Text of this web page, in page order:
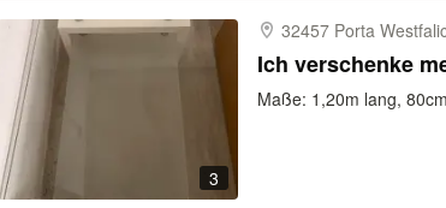
3
32457 Porta
Ich verschenke
Maße: 1,20m lang,